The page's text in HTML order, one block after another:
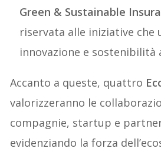
Green & Sustainable
riservata alle iniziative che
innovazione e sostenibilità
Accanto a queste, quattro
valorizzeranno le
compagnie, startup e
evidenziando la forza